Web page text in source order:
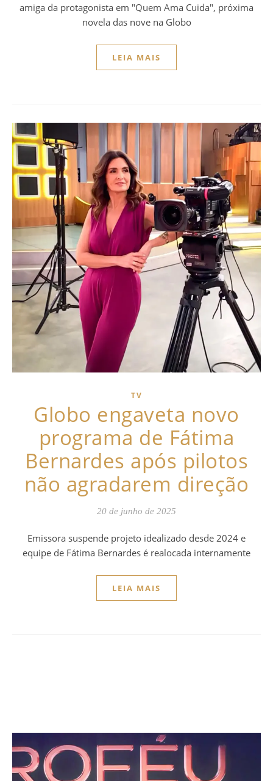
amiga da protagonista em "Quem Ama Cuida", próxima
novela das nove na Globo
LEIA MAIS
TV
Globo engaveta novo
programa de Fátima
Bernardes após pilotos
não agradarem direção
20 de junho de 2025
Emissora suspende projeto idealizado desde 2024 e
equipe de Fátima Bernardes é realocada internamente
LEIA MAIS